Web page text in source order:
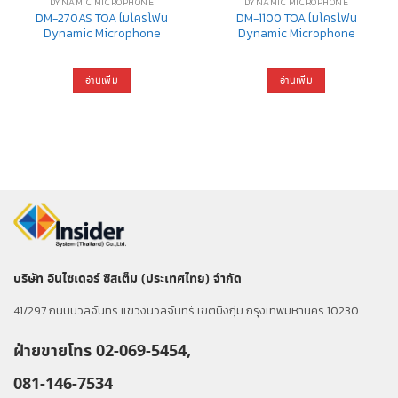
DM-270AS TOA ไมโครโฟน
Dynamic Microphone
อ่านเพิ่ม
DM-1100 TOA ไมโครโฟน
Dynamic Microphone
อ่านเพิ่ม
บริษัท อินไซเดอร์ ซิสเต็ม (ประเทศไทย) จำกัด
41/297 ถนนนวลจันทร์ แขวงนวลจันทร์ เขตบึงกุ่ม กรุงเทพมหานคร 10230
ฝ่ายขายโทร 02-069-5454,
081-146-7534